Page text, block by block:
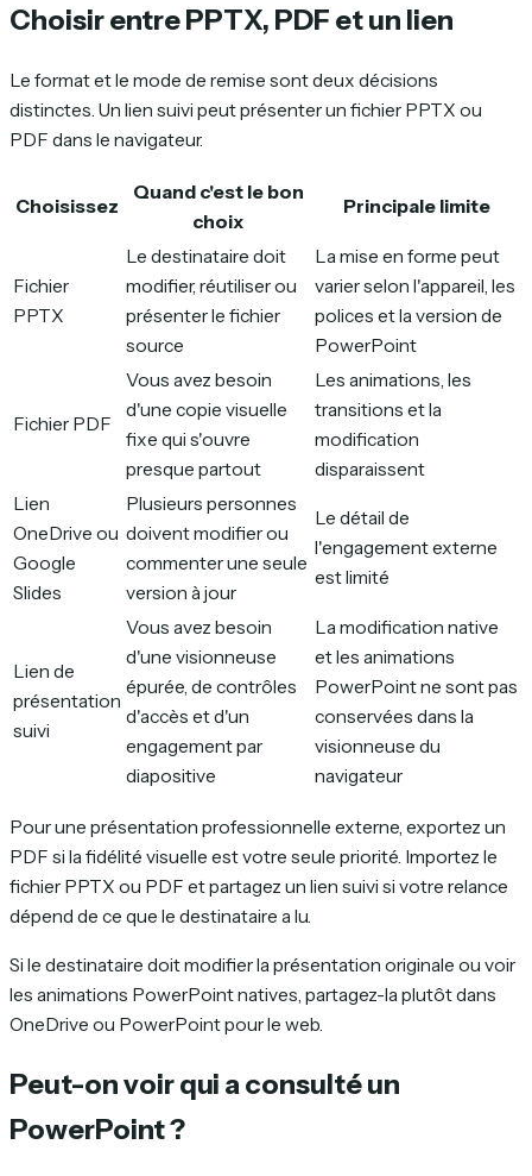
Choisir entre PPTX, PDF et un lien
Le format et le mode de remise sont deux décisions
distinctes. Un lien suivi peut présenter un fichier PPTX ou
PDF dans le navigateur.
Choisissez
Quand c'est le bon
choix
Principale limite
Fichier
PPTX
Le destinataire doit
modifier, réutiliser ou
présenter le fichier
source
La mise en forme peut
varier selon l'appareil, les
polices et la version de
PowerPoint
Fichier PDF
Vous avez besoin
d'une copie visuelle
fixe qui s'ouvre
presque partout
Les animations, les
transitions et la
modification
disparaissent
Lien
OneDrive ou
Google
Slides
Plusieurs personnes
doivent modifier ou
commenter une seule
version à jour
Le détail de
l'engagement externe
est limité
Lien de
présentation
suivi
Vous avez besoin
d'une visionneuse
épurée, de contrôles
d'accès et d'un
engagement par
diapositive
La modification native
et les animations
PowerPoint ne sont pas
conservées dans la
visionneuse du
navigateur
Pour une présentation professionnelle externe, exportez un
PDF si la fidélité visuelle est votre seule priorité. Importez le
fichier PPTX ou PDF et partagez un lien suivi si votre relance
dépend de ce que le destinataire a lu.
Si le destinataire doit modifier la présentation originale ou voir
les animations PowerPoint natives, partagez-la plutôt dans
OneDrive ou PowerPoint pour le web.
Peut-on voir qui a consulté un
PowerPoint ?